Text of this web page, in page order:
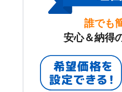
誰でも
安心＆納得